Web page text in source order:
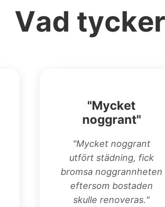
Vad
"Mycket
noggrant"
"Mycket noggrant
utfört städning, fick
bromsa noggrannheten
eftersom bostaden
skulle renoveras."